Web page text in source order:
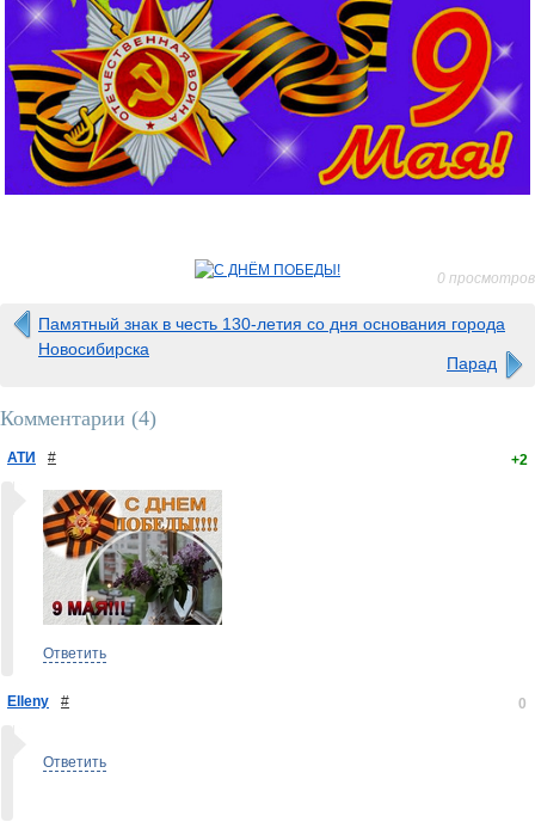
0 просмотров
Памятный знак в честь 130-летия со дня основания города
Новосибирска
Парад
Комментарии (4)
АТИ # +2
Ответить
Elleny # 0
Ответить